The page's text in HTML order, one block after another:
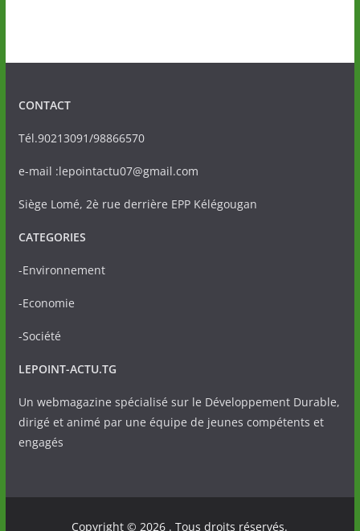
CONTACT
Tél.90213091/98866570
e-mail :lepointactu07@gmail.com
Siège Lomé, 2è rue derrière EPP Kélégougan
CATEGORIES
-Environnement
-Economie
-Société
LEPOINT-ACTU.TG
Un webmagazine spécialisé sur le Développement Durable,
dirigé et animé par une équipe de jeunes compétents et
engagés
Copyright © 2026 . Tous droits réservés.